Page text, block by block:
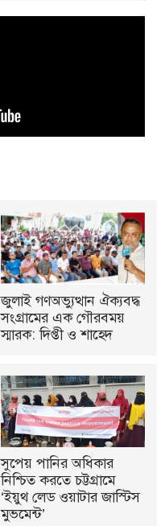
জুলাই গণঅভ্যুত্থান ঐক্যবদ্ধ
সংগ্রামের এক গৌরবময়
স্মারক: দিপ্তী ও শাহেদ
সুপেয় পানির অধিকার
নিশ্চিত করতে চট্টগ্রামে
‘ইয়ুথ লেড ওয়াটার জাস্টিস
মুভমেন্ট’